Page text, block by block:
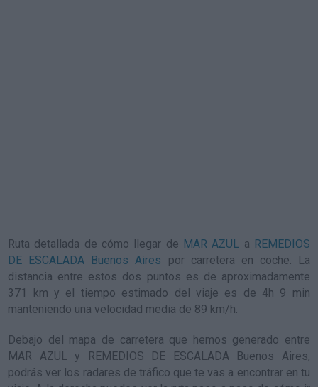
Ruta detallada de cómo llegar de MAR AZUL a REMEDIOS
DE ESCALADA Buenos Aires por carretera en coche. La
distancia entre estos dos puntos es de aproximadamente
371 km y el tiempo estimado del viaje es de 4h 9 min
manteniendo una velocidad media de 89 km/h.
Debajo del mapa de carretera que hemos generado entre
MAR AZUL y REMEDIOS DE ESCALADA Buenos Aires,
podrás ver los radares de tráfico que te vas a encontrar en tu